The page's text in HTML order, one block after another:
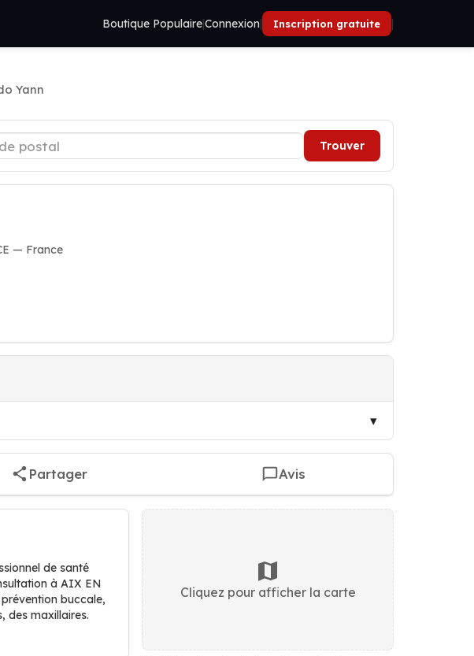
Boutique Populaire|Connexion| Inscription gratuite |
Yann
Trouver
— France
Partager Avis
de santé
à AIX EN
buccale,
des maxillaires.
Cliquez pour afficher la carte